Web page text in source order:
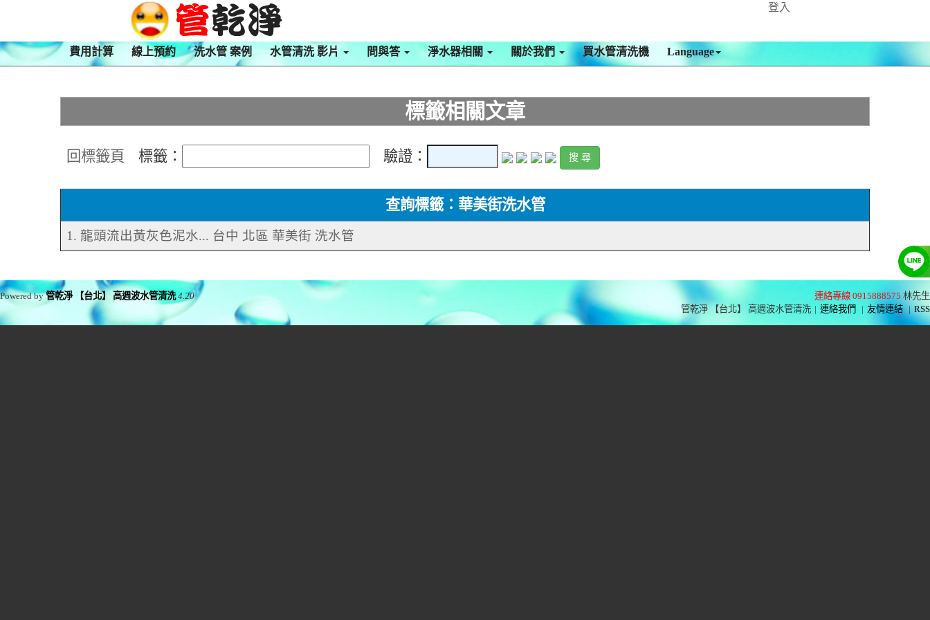
登入
費用計算 線上預約 洗水管 案例 水管清洗 影片 問與答 淨水器相關 關於我們 買水管清洗機 Language
標籤相關文章
回標籤頁 標籤： 驗證：
查詢標籤：華美街洗水管
1. 龍頭流出黃灰色泥水... 台中 北區 華美街 洗水管
連絡專線 0915888575 林先生
管乾淨 【台北】 高週波水管清洗 | 連絡我們 | 友情連結 | RSS
Powered by管乾淨 【台北】 高週波水管清洗 4.20